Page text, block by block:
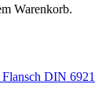
Warenkorb.
Flansch DIN 6921